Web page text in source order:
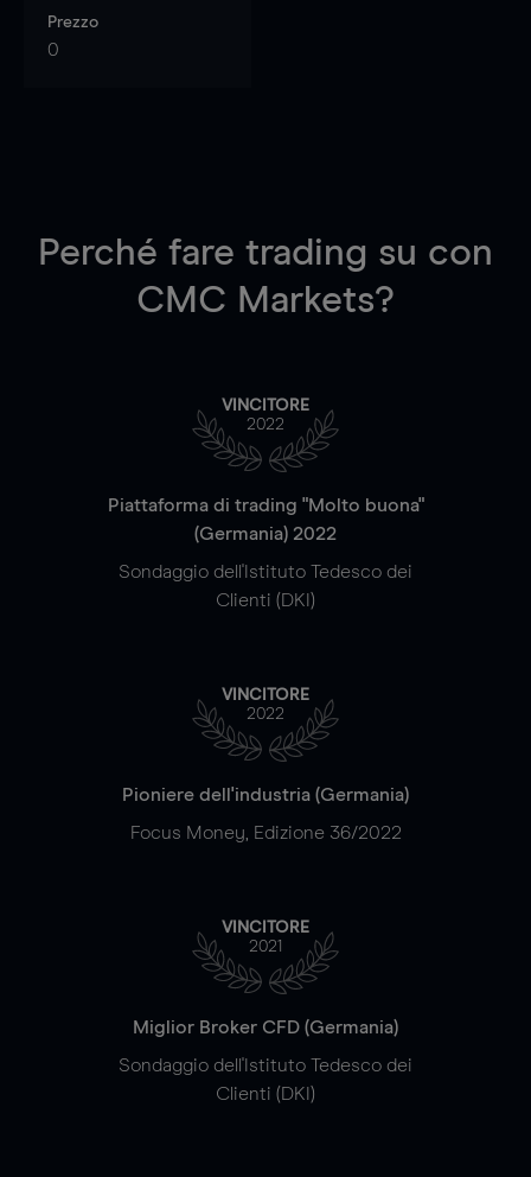
Prezzo
0
Perché fare trading su con
CMC Markets?
VINCITORE
2022
Piattaforma di trading "Molto buona"
(Germania) 2022
Sondaggio dell'Istituto Tedesco dei
Clienti (DKI)
VINCITORE
2022
Pioniere dell'industria (Germania)
Focus Money, Edizione 36/2022
VINCITORE
2021
Miglior Broker CFD (Germania)
Sondaggio dell'Istituto Tedesco dei
Clienti (DKI)